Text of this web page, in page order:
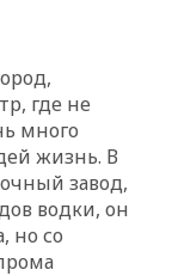
где не
много
жизнь. В
завод,
водки, он
но со